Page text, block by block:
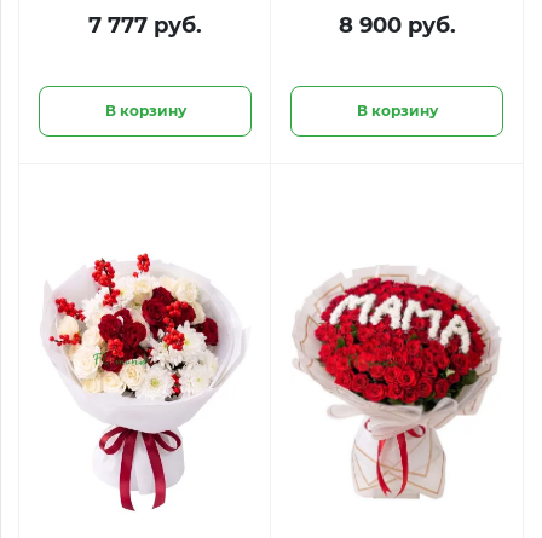
диантусов с
эвкалиптом
нежность»
7 777 руб.
В корзину
эустомы «Золотой
час»
8 900 руб.
В корзину